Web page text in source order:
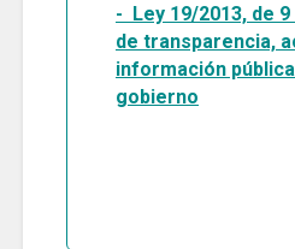
- Ley 19/2013, de
de transparencia,
información
gobierno